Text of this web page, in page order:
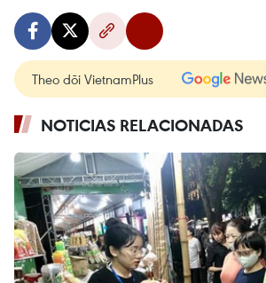
Theo dõi VietnamPlus
NOTICIAS RELACIONADAS